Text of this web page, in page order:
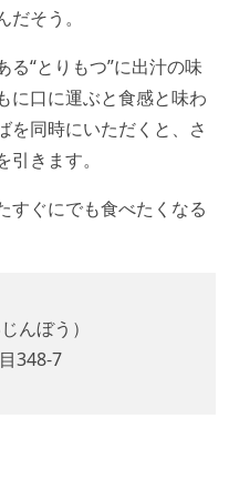
そう。
“とりもつ”に出汁の味
に口に運ぶと食感と味わ
同時にいただくと、さ
きます。
すぐにでも食べたくなる
んぼう）
348-7